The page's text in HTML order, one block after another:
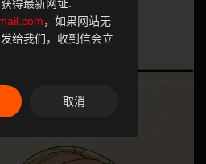
得最新网址:
，如果网站无
给我们，收到信会立
取消